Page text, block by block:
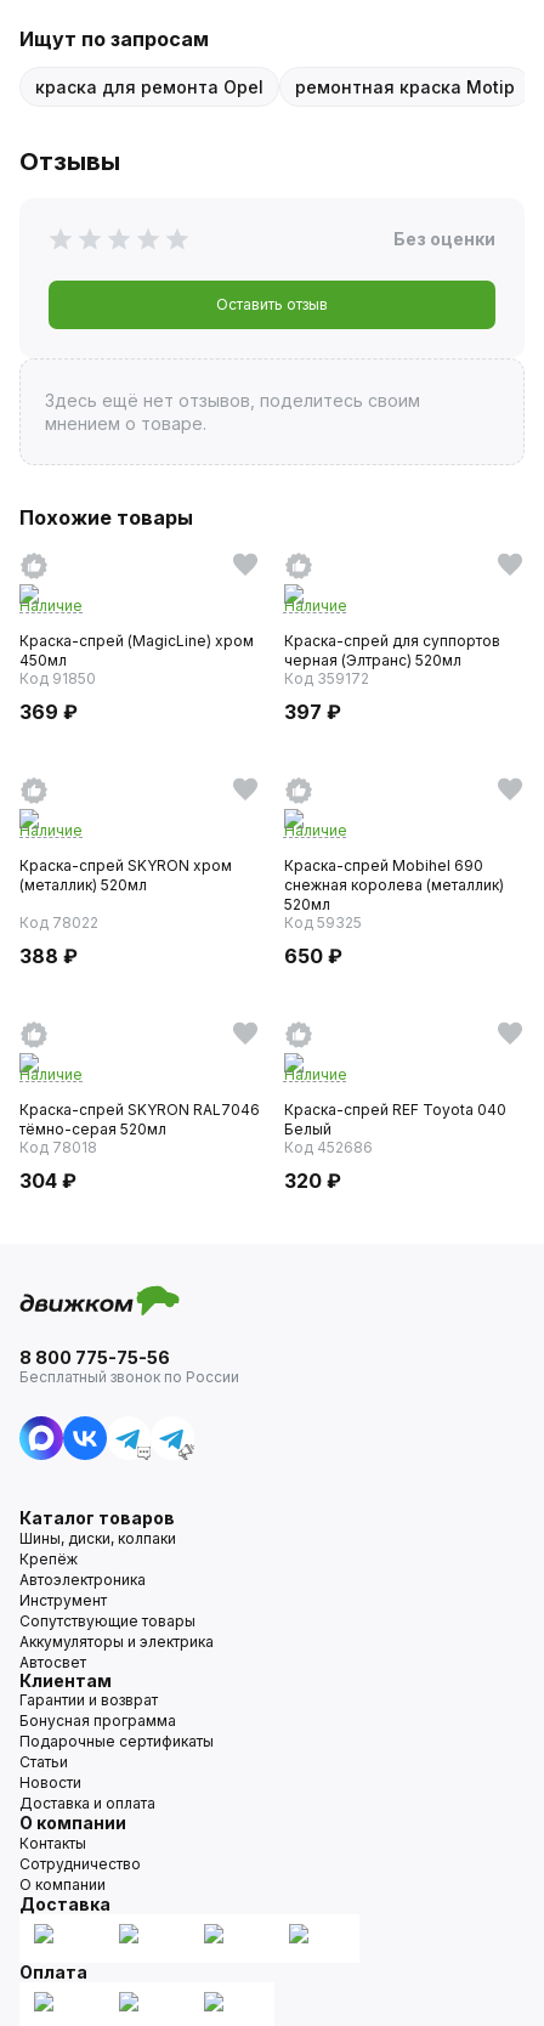
Ищут по запросам
краска для ремонта Opel ремонтная краска Motip
Отзывы
Без оценки
Оставить отзыв
Здесь ещё нет отзывов, поделитесь своим
мнением о товаре.
Похожие товары
Наличие
Краска-спрей (MagicLine) хром
450мл
Код 91850
369 ₽
Наличие
Краска-спрей для суппортов
черная (Элтранс) 520мл
Код 359172
397 ₽
Наличие
Краска-спрей SKYRON хром
(металлик) 520мл
Код 78022
388 ₽
Наличие
Краска-спрей Mobihel 690
снежная королева (металлик)
520мл
Код 59325
650 ₽
Наличие
Краска-спрей SKYRON RAL7046
тёмно-серая 520мл
Код 78018
304 ₽
Наличие
Краска-спрей REF Toyota 040
Белый
Код 452686
320 ₽
8 800 775-75-56
Бесплатный звонок по России
Каталог товаров
Шины, диски, колпаки
Крепёж
Автоэлектроника
Инструмент
Сопутствующие товары
Аккумуляторы и электрика
Автосвет
Клиентам
Гарантии и возврат
Бонусная программа
Подарочные сертификаты
Статьи
Новости
Доставка и оплата
О компании
Контакты
Сотрудничество
О компании
Доставка
Оплата